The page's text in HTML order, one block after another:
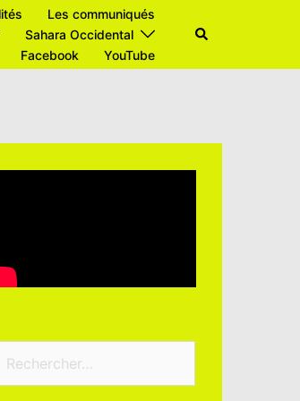
Les communiqués
Sahara Occidental
Facebook YouTube
Rechercher